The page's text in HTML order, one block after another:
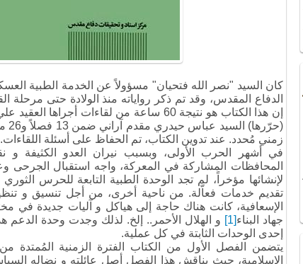
كان السيد "نصر الله فتحيان" مسؤولاً عن الخدمة الطبية
الدفاع المقدس، وقد تم ذكر رواياته منذ الولادة حتى مرحلة
إن هذا الكتاب هو نتيجة 60 ساعة من لقاءات
زمني مُحدد. عند تدوين الكتاب، تم الحفاظ على أسئلة اللقاءات.
في أشهر الحرب الأولى، وبسبب نيران العدو الكثيفة و
المحافظات المشاركة في المعركة، واجه استقبال الجرحى
لإنشائها مؤخراً، لم تجد الوحدة الطبية التابعة للحرس الثوري
تقديم خدمات فعاّلة. من ناحية أخرى، من أجل تنسيق و
الإسعافية، كانت هناك حاجة إلى هياكل و آليات جديدة في
جهاد البناء[1]
و الهلال الأحمر.. إلخ. لذلك وجدت وحدة الدعم
إحدى الوحدات الثابتة في كل عملية.
يتضمن الفصل الأول من الكتاب الفترة الزمنية المُمتدة
الإسلامية، حيث يناقش هذا الفصل أصل عائلته و نضاله